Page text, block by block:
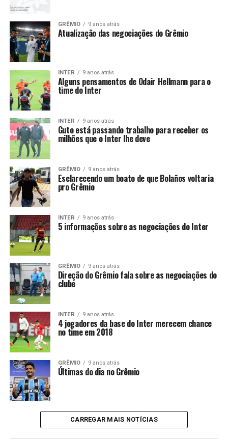
GRÊMIO 9 anos atrás
Atualização das negociações do Grêmio
INTER 9 anos atrás
Alguns pensamentos de Odair Hellmann para o
time do Inter
INTER 9 anos atrás
Guto está passando trabalho para receber os
milhões que o Inter lhe deve
GRÊMIO 9 anos atrás
Esclarecendo um boato de que Bolaños voltaria
pro Grêmio
INTER 9 anos atrás
5 informações sobre as negociações do Inter
GRÊMIO 9 anos atrás
Direção do Grêmio fala sobre as negociações do
clube
INTER 9 anos atrás
4 jogadores da base do Inter merecem chance
no time em 2018
GRÊMIO 9 anos atrás
Últimas do dia no Grêmio
CARREGAR MAIS NOTÍCIAS